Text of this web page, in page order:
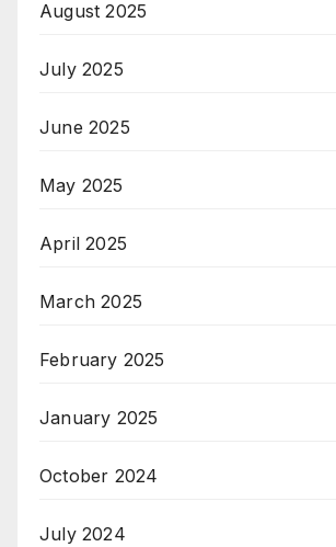
August 2025
July 2025
June 2025
May 2025
April 2025
March 2025
February 2025
January 2025
October 2024
July 2024